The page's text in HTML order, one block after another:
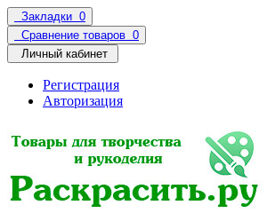
Закладки 0
Сравнение товаров 0
Личный кабинет
Регистрация
Авторизация